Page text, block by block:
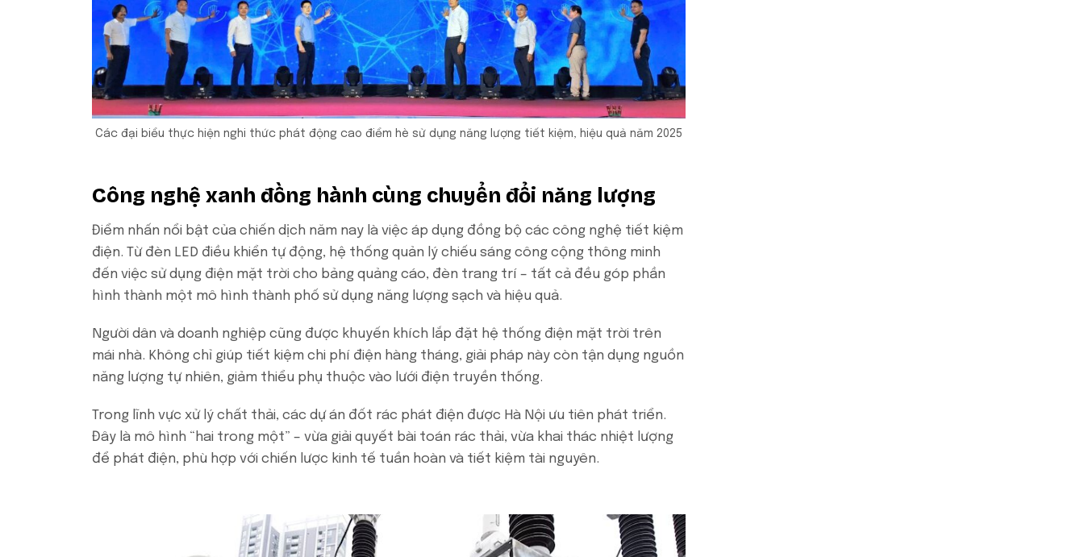
Các đại biểu thực hiện nghi thức phát động cao điểm hè sử dụng năng lượng tiết kiệm, hiệu quả năm 2025
Công nghệ xanh đồng hành cùng chuyển đổi năng lượng
Điểm nhấn nổi bật của chiến dịch năm nay là việc áp dụng đồng bộ các công nghệ tiết kiệm
điện. Từ đèn LED điều khiển tự động, hệ thống quản lý chiếu sáng công cộng thông minh
đến việc sử dụng điện mặt trời cho bảng quảng cáo, đèn trang trí – tất cả đều góp phần
hình thành một mô hình thành phố sử dụng năng lượng sạch và hiệu quả.
Người dân và doanh nghiệp cũng được khuyến khích lắp đặt hệ thống điện mặt trời trên
mái nhà. Không chỉ giúp tiết kiệm chi phí điện hàng tháng, giải pháp này còn tận dụng nguồn
năng lượng tự nhiên, giảm thiểu phụ thuộc vào lưới điện truyền thống.
Trong lĩnh vực xử lý chất thải, các dự án đốt rác phát điện được Hà Nội ưu tiên phát triển.
Đây là mô hình “hai trong một” – vừa giải quyết bài toán rác thải, vừa khai thác nhiệt lượng
để phát điện, phù hợp với chiến lược kinh tế tuần hoàn và tiết kiệm tài nguyên.